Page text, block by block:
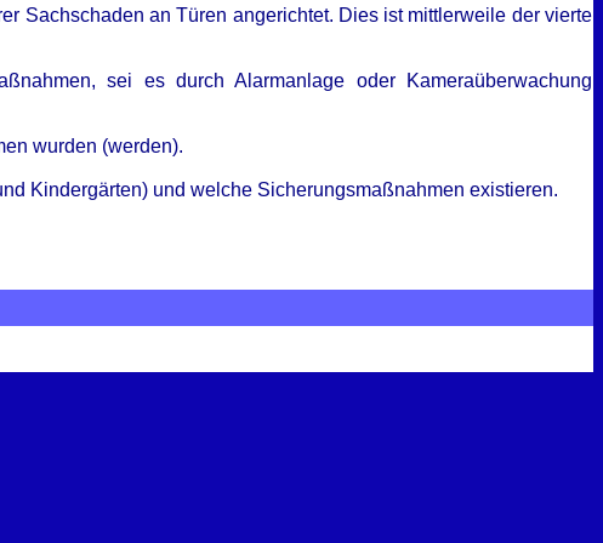
Sachschaden an Türen angerichtet. Dies ist mittlerweile der vierte
sei es durch Alarmanlage oder Kameraüberwachung
wurden (werden).
Kindergärten) und welche Sicherungsmaßnahmen existieren.